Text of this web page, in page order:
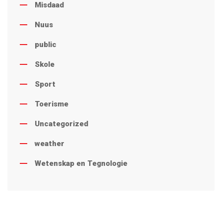
Misdaad
Nuus
public
Skole
Sport
Toerisme
Uncategorized
weather
Wetenskap en Tegnologie